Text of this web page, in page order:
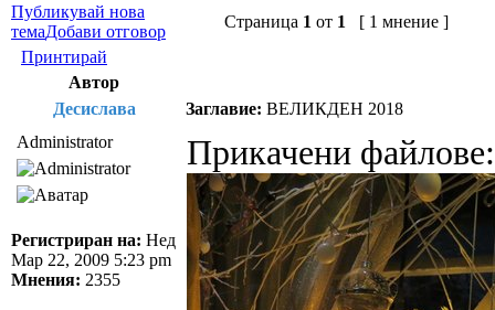
Публикувай нова
темаДобави отговор
Страница 1 от 1
[ 1 мнение ]
Принтирай
Автор
Десислава
Заглавие: ВЕЛИКДЕН 2018
Administrator
Регистриран на: Нед
Мар 22, 2009 5:23 pm
Мнения: 2355
Прикачени файлове: